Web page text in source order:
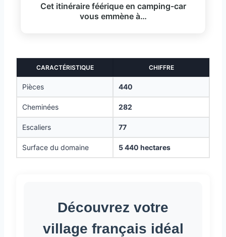
Cet itinéraire féérique en camping-car
vous emmène à…
CARACTÉRISTIQUE CHIFFRE
Pièces 440
Cheminées 282
Escaliers 77
Surface du domaine 5 440 hectares
Découvrez votre
village français idéal